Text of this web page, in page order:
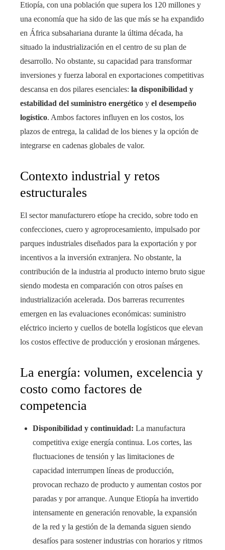
Etiopía, con una población que supera los 120 millones y
una economía que ha sido de las que más se ha expandido
en África subsahariana durante la última década, ha
situado la industrialización en el centro de su plan de
desarrollo. No obstante, su capacidad para transformar
inversiones y fuerza laboral en exportaciones competitivas
descansa en dos pilares esenciales: la disponibilidad y
estabilidad del suministro energético y el desempeño
logístico. Ambos factores influyen en los costos, los
plazos de entrega, la calidad de los bienes y la opción de
integrarse en cadenas globales de valor.
Contexto industrial y retos
estructurales
El sector manufacturero etíope ha crecido, sobre todo en
confecciones, cuero y agroprocesamiento, impulsado por
parques industriales diseñados para la exportación y por
incentivos a la inversión extranjera. No obstante, la
contribución de la industria al producto interno bruto sigue
siendo modesta en comparación con otros países en
industrialización acelerada. Dos barreras recurrentes
emergen en las evaluaciones económicas: suministro
eléctrico incierto y cuellos de botella logísticos que elevan
los costos effective de producción y erosionan márgenes.
La energía: volumen, excelencia y
costo como factores de
competencia
Disponibilidad y continuidad: La manufactura
competitiva exige energía continua. Los cortes, las
fluctuaciones de tensión y las limitaciones de
capacidad interrumpen líneas de producción,
provocan rechazo de producto y aumentan costos por
paradas y por arranque. Aunque Etiopía ha invertido
intensamente en generación renovable, la expansión
de la red y la gestión de la demanda siguen siendo
desafíos para sostener industrias con horarios y ritmos